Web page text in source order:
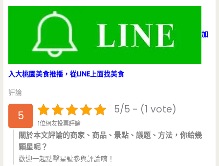
加
入大桃園美食推播，從LINE上面找美食
評論
5 5/5 - (1 vote)
1位網友投票評論
關於本文評論的商家、商品、景點、議題、方法，你給幾
顆星呢？
歡迎一起點擊星號參與評論唷！